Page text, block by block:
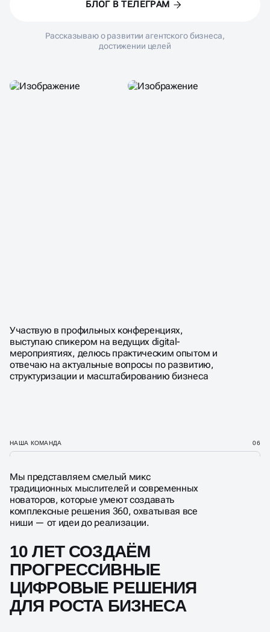
Участвую в профильных конференциях,
выступаю спикером на ведущих digital-
мероприятиях, делюсь практическим опытом и
отвечаю на актуальные вопросы по развитию,
структуризации и масштабированию бизнеса
БЛОГ В ТЕЛЕГРАМ
Рассказываю о развитии агентского бизнеса,
достижении целей
НАША КОМАНДА 06
Мы представляем смелый микс
традиционных мыслителей и современных
новаторов, которые умеют создавать
комплексные решения 360, охватывая все
ниши — от идеи до реализации.
10 ЛЕТ СОЗДАЁМ
ПРОГРЕССИВНЫЕ
ЦИФРОВЫЕ РЕШЕНИЯ
ДЛЯ РОСТА БИЗНЕСА